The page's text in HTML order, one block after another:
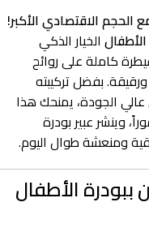
الحجم الاقتصادي الأكبر!
الخيار الذكي
كاملة على روائح
بفضل تركيبته
عالي الجودة، يمنحك هذا
وينشر عبير بودرة
ومنعشة طوال اليوم.
ببودرة الأطفال